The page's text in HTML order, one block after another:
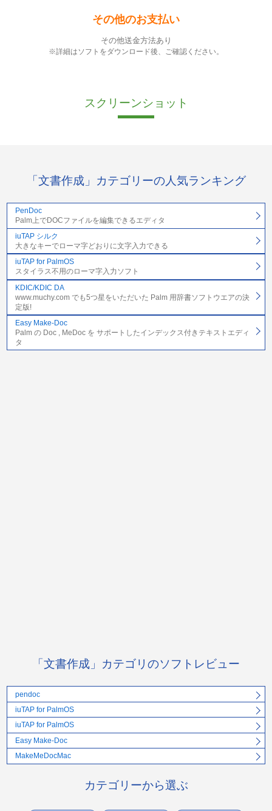
その他のお支払い
その他送金方法あり
※詳細はソフトをダウンロード後、ご確認ください。
スクリーンショット
「文書作成」カテゴリーの人気ランキング
PenDoc
Palm上でDOCファイルを編集できるエディタ
iuTAP シルク
大きなキーでローマ字どおりに文字入力できる
iuTAP for PalmOS
スタイラス不用のローマ字入力ソフト
KDIC/KDIC DA
www.muchy.com でも5つ星をいただいた Palm 用辞書ソフトウエアの決
定版!
Easy Make-Doc
Palm の Doc , MeDoc を サポートしたインデックス付きテキストエディ
タ
「文書作成」カテゴリのソフトレビュー
pendoc
iuTAP for PalmOS
iuTAP for PalmOS
Easy Make-Doc
MakeMeDocMac
カテゴリーから選ぶ